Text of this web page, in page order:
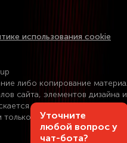
либо копирование
сайта, элементов дизайна и
лишь с разрешения
только со ссылкой на
использования cookie
Уточните
любой вопрос у
чат-бота?